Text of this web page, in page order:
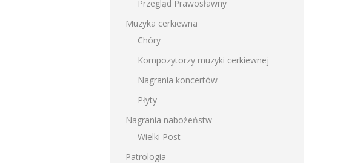
Przegląd Prawosławny
Muzyka cerkiewna
Chóry
Kompozytorzy muzyki cerkiewnej
Nagrania koncertów
Płyty
Nagrania nabożeństw
Wielki Post
Patrologia